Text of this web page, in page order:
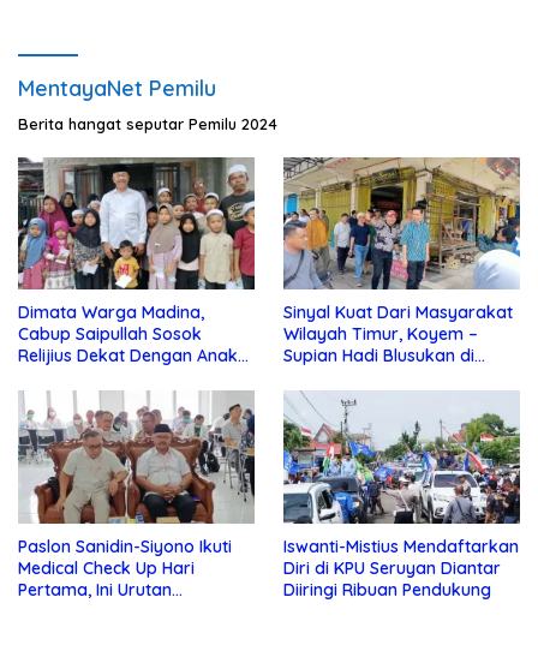
MentayaNet Pemilu
Berita hangat seputar Pemilu 2024
Dimata Warga Madina,
Cabup Saipullah Sosok
Relijius Dekat Dengan Anak
Sinyal Kuat Dari Masyarakat
Wilayah Timur, Koyem –
Supian Hadi Blusukan di
Paslon Sanidin-Siyono Ikuti
Medical Check Up Hari
Pertama, Ini Urutan
Iswanti-Mistius Mendaftarkan
Diri di KPU Seruyan Diantar
Diiringi Ribuan Pendukung